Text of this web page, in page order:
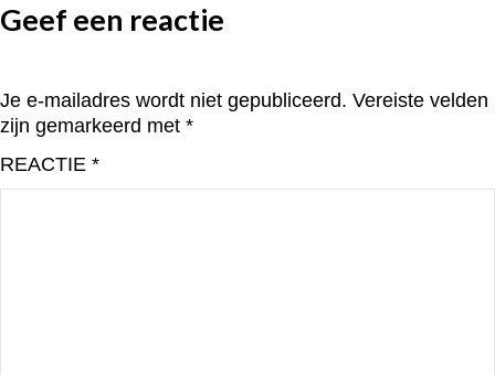
Geef een reactie
Je e-mailadres wordt niet gepubliceerd. Vereiste velden
zijn gemarkeerd met *
REACTIE *